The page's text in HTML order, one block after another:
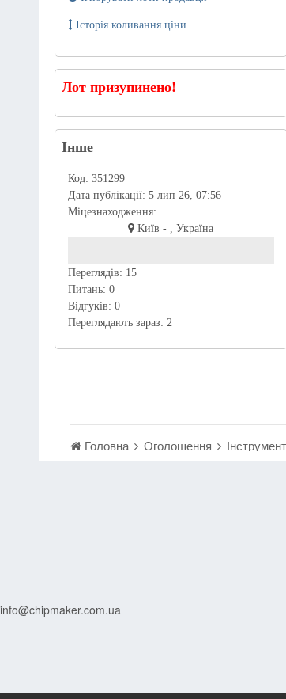
Історія коливання ціни
Лот призупинено!
Інше
Код: 351299
Дата публікації: 5 лип 26, 07:56
Міцезнаходження:
Київ - , Україна
Переглядів: 15
Питань: 0
Відгуків: 0
Переглядають зараз: 2
Головна Оголошення Інструмент
info@chipmaker.com.ua